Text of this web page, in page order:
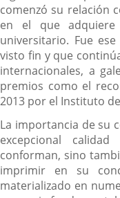
comenzó su relación
en el que adquiere
universitario. Fue
visto fin y que
internacionales, a
premios como el
2013 por el Instituto
La importancia de su
excepcional
conforman, sino
imprimir en su
materializado en